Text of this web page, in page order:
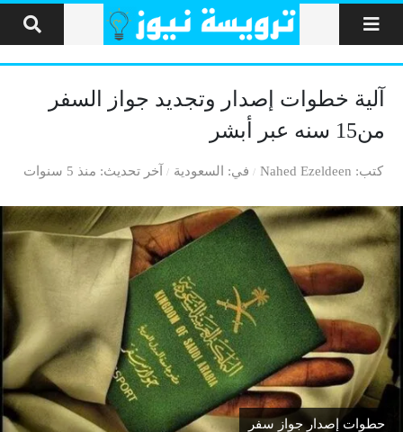
التخطي إلى المحتوى
آلية خطوات إصدار وتجديد جواز السفر
من15 سنه عبر أبشر
كتب Nahed Ezeldeen في السعودية آخر تحديث منذ 5 سنوات
حطوات إصدار جواز سفر